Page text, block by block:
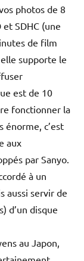
photos de 8
SDHC (une
de film
supporte le
est de 10
fonctionner la
énorme, c’est
aux
par Sanyo.
à un
aussi servir de
d’un disque
au Japon,